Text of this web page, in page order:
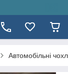
Автомобільні